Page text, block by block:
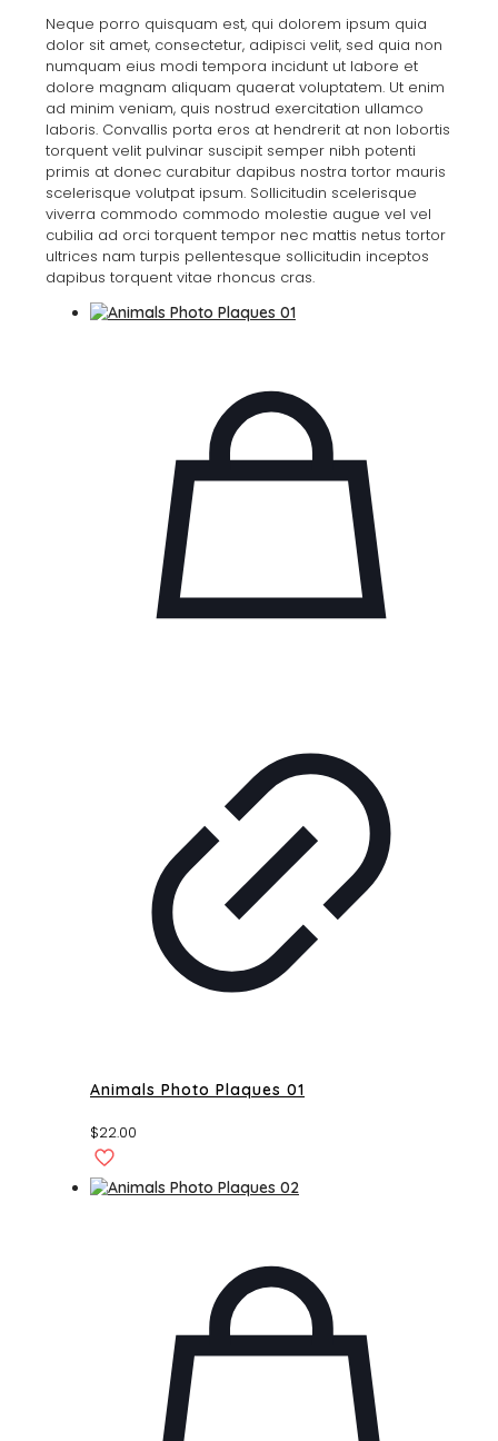
Neque porro quisquam est, qui dolorem ipsum quia
dolor sit amet, consectetur, adipisci velit, sed quia non
numquam eius modi tempora incidunt ut labore et
dolore magnam aliquam quaerat voluptatem. Ut enim
ad minim veniam, quis nostrud exercitation ullamco
laboris. Convallis porta eros at hendrerit at non lobortis
torquent velit pulvinar suscipit semper nibh potenti
primis at donec curabitur dapibus nostra tortor mauris
scelerisque volutpat ipsum. Sollicitudin scelerisque
viverra commodo commodo molestie augue vel vel
cubilia ad orci torquent tempor nec mattis netus tortor
ultrices nam turpis pellentesque sollicitudin inceptos
dapibus torquent vitae rhoncus cras.
Animals Photo Plaques 01
$22.00